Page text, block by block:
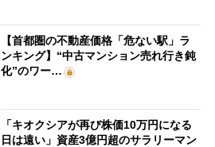
【首都圏の不動産価格「危ない駅」ラ
ンキング】“中古マンション売れ行き鈍
化”のワー…
「キオクシアが再び株価10万円になる
日は遠い」資産3億円超のサラリーマン